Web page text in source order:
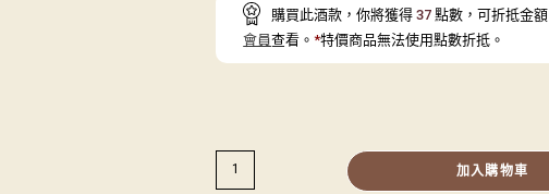
購買此酒款，你將獲得37 點數，可折抵金額
會員查看。*特價商品無法使用點數折抵。
加入購物車